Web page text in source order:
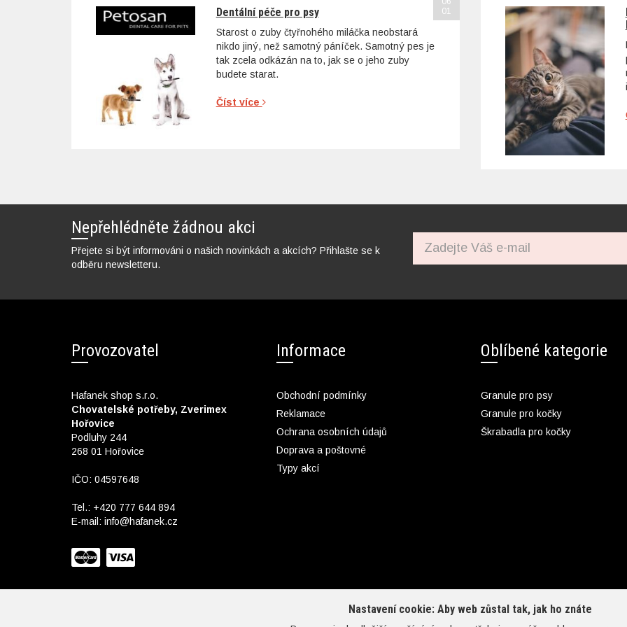
Nastavení cookie: Aby web zůstal tak, jak ho znáte
Dentální péče pro psy
Starost o zuby čtyřnohého miláčka neobstará
nikdo jiný, než samotný páníček. Samotný pes je
tak zcela odkázán na to, jak se o jeho zuby
budete starat.
Číst více
01
Nepřehlédněte žádnou akci
Přejete si být informováni o našich novinkách a akcích? Přihlašte se k
odběru newsletteru.
Provozovatel
Hafanek shop s.r.o.
Chovatelské potřeby, Zverimex
Hořovice
Podluhy 244
268 01 Hořovice
IČO: 04597648
Tel.: +420 777 644 894
E-mail: info@hafanek.cz
Informace
Obchodní podmínky
Reklamace
Ochrana osobních údajů
Doprava a poštovné
Typy akcí
Oblíbené kategorie
Granule pro psy
Granule pro kočky
Škrabadla pro kočky